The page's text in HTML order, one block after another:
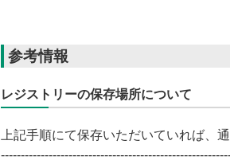
参考情報
レジストリーの保存場所について
上記手順にて保存いただいていれば、